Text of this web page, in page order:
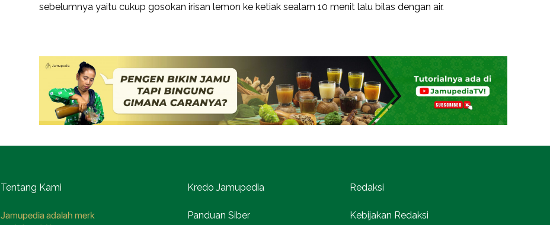
sebelumnya yaitu cukup gosokan irisan lemon ke ketiak sealam 10 menit lalu bilas dengan air.
Tentang Kami
Jamupedia adalah merk
Kredo Jamupedia Redaksi
Panduan Siber Kebijakan Redaksi